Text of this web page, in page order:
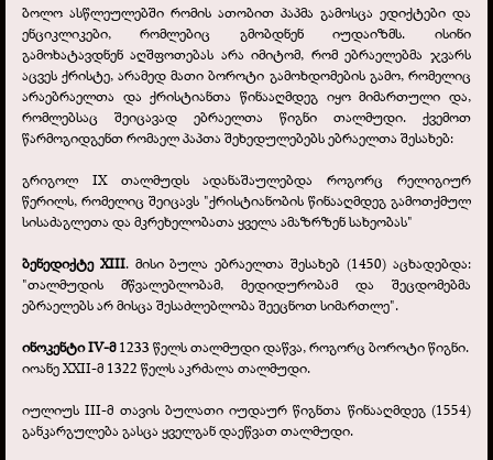
ბოლო ასწლეულებში რომის ათობით პაპმა გამოსცა ედიქტები და
ენციკლიკები, რომლებიც გმობდნენ იუდაიზმს. ისინი
გამოხატავდნენ აღშფოთებას არა იმიტომ, რომ ებრაელებმა ჯვარს
აცვეს ქრისტე, არამედ მათი ბოროტი გამოხდომების გამო, რომელიც
არაებრაელთა და ქრისტიანთა წინააღმდეგ იყო მიმართული და,
რომლებსაც შეიცავად ებრაელთა წიგნი თალმუდი. ქვემოთ
წარმოგიდგენთ რომაელ პაპთა შეხედულებებს ებრაელთა შესახებ:
გრიგოლ IX თალმუდს ადანაშაულებდა როგორც რელიგიურ
წერილს, რომელიც შეიცავს "ქრისტიანობის წინააღმდეგ გამოთქმულ
სისაძაგლეთა და მკრეხელობათა ყველა ამაზრზენ სახეობას"
ბენედიქტე XIII. მისი ბულა ებრაელთა შესახებ (1450) აცხადებდა:
"თალმუდის მწვალებლობამ, მედიდურობამ და შეცდომებმა
ებრაელებს არ მისცა შესაძლებლობა შეეცნოთ სიმართლე".
ინოკენტი IV-მ 1233 წელს თალმუდი დაწვა, როგორც ბოროტი წიგნი.
იოანე XXII-მ 1322 წელს აკრძალა თალმუდი.
იულიუს III-მ თავის ბულათი იუდაურ წიგნთა წინააღმდეგ (1554)
განკარგულება გასცა ყველგან დაეწვათ თალმუდი.